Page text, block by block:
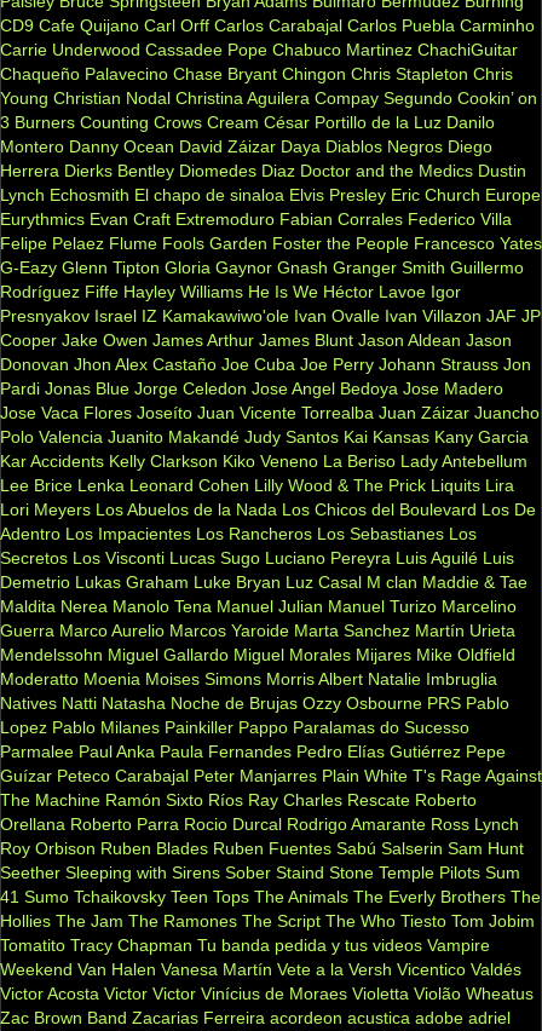
CD9 Cafe Quijano Carl Orff Carlos Carabajal Carlos Puebla Carminho
Carrie Underwood Cassadee Pope Chabuco Martinez ChachiGuitar
Chaqueño Palavecino Chase Bryant Chingon Chris Stapleton Chris
Young Christian Nodal Christina Aguilera Compay Segundo Cookin’ on
3 Burners Counting Crows Cream César Portillo de la Luz Danilo
Montero Danny Ocean David Záizar Daya Diablos Negros Diego
Herrera Dierks Bentley Diomedes Diaz Doctor and the Medics Dustin
Lynch Echosmith El chapo de sinaloa Elvis Presley Eric Church Europe
Eurythmics Evan Craft Extremoduro Fabian Corrales Federico Villa
Felipe Pelaez Flume Fools Garden Foster the People Francesco Yates
G-Eazy Glenn Tipton Gloria Gaynor Gnash Granger Smith Guillermo
Rodríguez Fiffe Hayley Williams He Is We Héctor Lavoe Igor
Presnyakov Israel IZ Kamakawiwo'ole Ivan Ovalle Ivan Villazon JAF JP
Cooper Jake Owen James Arthur James Blunt Jason Aldean Jason
Donovan Jhon Alex Castaño Joe Cuba Joe Perry Johann Strauss Jon
Pardi Jonas Blue Jorge Celedon Jose Angel Bedoya Jose Madero
Jose Vaca Flores Joseíto Juan Vicente Torrealba Juan Záizar Juancho
Polo Valencia Juanito Makandé Judy Santos Kai Kansas Kany Garcia
Kar Accidents Kelly Clarkson Kiko Veneno La Beriso Lady Antebellum
Lee Brice Lenka Leonard Cohen Lilly Wood & The Prick Liquits Lira
Lori Meyers Los Abuelos de la Nada Los Chicos del Boulevard Los De
Adentro Los Impacientes Los Rancheros Los Sebastianes Los
Secretos Los Visconti Lucas Sugo Luciano Pereyra Luis Aguilé Luis
Demetrio Lukas Graham Luke Bryan Luz Casal M clan Maddie & Tae
Maldita Nerea Manolo Tena Manuel Julian Manuel Turizo Marcelino
Guerra Marco Aurelio Marcos Yaroide Marta Sanchez Martín Urieta
Mendelssohn Miguel Gallardo Miguel Morales Mijares Mike Oldfield
Moderatto Moenia Moises Simons Morris Albert Natalie Imbruglia
Natives Natti Natasha Noche de Brujas Ozzy Osbourne PRS Pablo
Lopez Pablo Milanes Painkiller Pappo Paralamas do Sucesso
Parmalee Paul Anka Paula Fernandes Pedro Elías Gutiérrez Pepe
Guízar Peteco Carabajal Peter Manjarres Plain White T's Rage Against
The Machine Ramón Sixto Ríos Ray Charles Rescate Roberto
Orellana Roberto Parra Rocio Durcal Rodrigo Amarante Ross Lynch
Roy Orbison Ruben Blades Ruben Fuentes Sabú Salserin Sam Hunt
Seether Sleeping with Sirens Sober Staind Stone Temple Pilots Sum
41 Sumo Tchaikovsky Teen Tops The Animals The Everly Brothers The
Hollies The Jam The Ramones The Script The Who Tiesto Tom Jobim
Tomatito Tracy Chapman Tu banda pedida y tus videos Vampire
Weekend Van Halen Vanesa Martín Vete a la Versh Vicentico Valdés
Victor Acosta Victor Victor Vinícius de Moraes Violetta Violão Wheatus
Zac Brown Band Zacarias Ferreira acordeon acustica adobe adriel